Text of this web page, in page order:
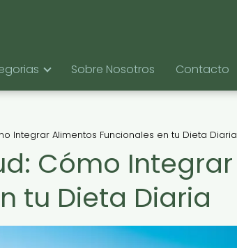
Sobre Nosotros Contacto
Integrar Alimentos Funcionales en tu Dieta Diaria
Cómo Integrar
tu Dieta Diaria